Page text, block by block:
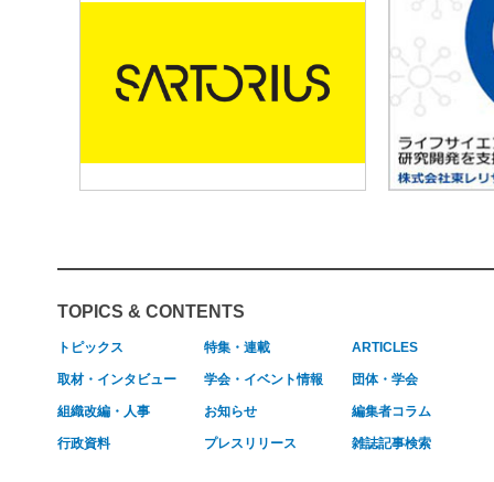
TOPICS & CONTENTS
トピックス 特集・連載 ARTICLES
取材・インタビュー 学会・イベント情報 団体・学会
組織改編・人事 お知らせ 編集者コラム
行政資料 プレスリリース 雑誌記事検索